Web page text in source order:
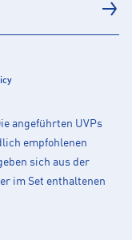
angeführten UVPs
empfohlenen
sich aus der
im Set enthaltenen